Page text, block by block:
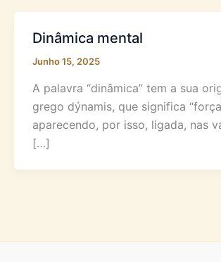
Dinâmica mental
Junho 15, 2025
A palavra “dinâmica” tem a sua
grego dýnamis, que significa
aparecendo, por isso, ligada, nas
[…]